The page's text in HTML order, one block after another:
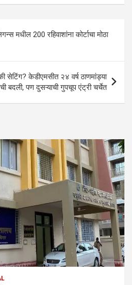
ar
e
मधील 200 रहिवाशांना कोर्टाचा मोठा
सेटिंग? केडीएमसीत २४ वर्ष ठाणमांड्या
बदली, पण दुसऱ्याची गुपचूप एंट्री चर्चेत